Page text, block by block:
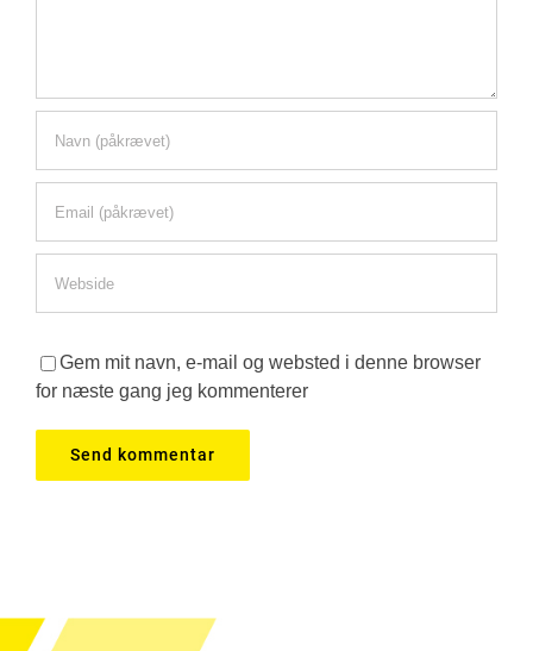
Gem mit navn, e-mail og websted i denne browser
for næste gang jeg kommenterer